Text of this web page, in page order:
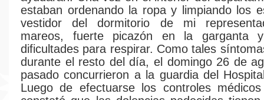
estaban ordenando la ropa y limpiando los
vestidor del dormitorio de mi
mareos, fuerte picazón en la garganta
dificultades para respirar. Como tales
durante el resto del día, el domingo 26 de
pasado concurrieron a la guardia del
Luego de efectuarse los controles